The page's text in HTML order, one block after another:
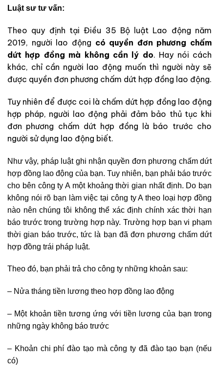
Luật sư tư vấn:
Theo quy định tại Điều 35 Bộ luật Lao động năm
2019, người lao động có quyền đơn phương chấm
dứt hợp đồng mà không cần lý do. Hay nói cách
khác, chỉ cần người lao động muốn thì người này sẽ
được quyền đơn phương chấm dứt hợp đồng lao động.
Tuy nhiên để được coi là chấm dứt hợp đồng lao động
hợp pháp, người lao động phải đảm bảo thủ tục khi
đơn phương chấm dứt hợp đồng là báo trước cho
người sử dụng lao động biết.
Như vậy, pháp luật ghi nhận quyền đơn phương chấm dứt
hợp đồng lao động của bạn. Tuy nhiên, bạn phải báo trước
cho bên công ty A một khoảng thời gian nhất định. Do bạn
không nói rõ bạn làm việc tại công ty A theo loại hợp đồng
nào nên chúng tôi không thể xác định chính xác thời hạn
báo trước trong trường hợp này. Trường hợp bạn vi phạm
thời gian báo trước, tức là bạn đã đơn phương chấm dứt
hợp đồng trái pháp luật.
Theo đó, bạn phải trả cho công ty những khoản sau:
– Nửa tháng tiền lương theo hợp đồng lao động
– Một khoản tiền tương ứng với tiền lương của bạn trong
những ngày không báo trước
– Khoản chi phí đào tạo mà công ty đã đào tạo bạn (nếu
có)